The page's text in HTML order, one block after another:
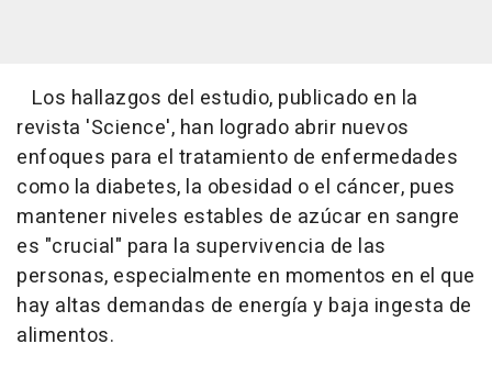
Los hallazgos del estudio, publicado en la
revista 'Science', han logrado abrir nuevos
enfoques para el tratamiento de enfermedades
como la diabetes, la obesidad o el cáncer, pues
mantener niveles estables de azúcar en sangre
es "crucial" para la supervivencia de las
personas, especialmente en momentos en el que
hay altas demandas de energía y baja ingesta de
alimentos.